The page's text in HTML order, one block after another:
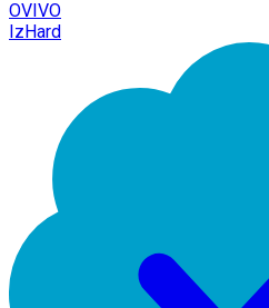
OVIVO
IzHard